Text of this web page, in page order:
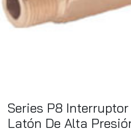
Series P8
Latón De Alta